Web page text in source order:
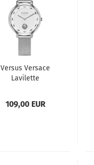
Versus Versace
Lavilette
109,00 EUR